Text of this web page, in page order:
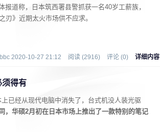
道称，日本筑西署县警抓获一名40岁工薪族，
》近期太火市场供不应求。
2020-10-27 21:12 阅读 (2916) 评论 (0) 详细内容
须得有
已经从现代电脑中消失了，台式机没人装光驱
，华硕2月初在日本市场上推出了一款特别的笔记